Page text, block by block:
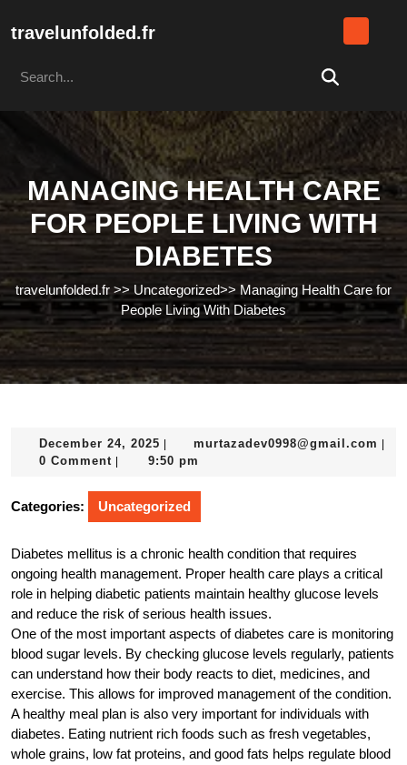
travelunfolded.fr
for:
MANAGING HEALTH CARE
FOR PEOPLE LIVING WITH
DIABETES
travelunfolded.fr >> Uncategorized>> Managing Health Care for
People Living With Diabetes
December 24, 2025 December
24,
murtazadev0998@gmail.com
0 Comment 9:50 pm
Categories: Uncategorized
Diabetes mellitus is a chronic health condition that requires
ongoing health management. Proper health care plays a critical
role in helping diabetic patients maintain healthy glucose levels
and reduce the risk of serious health issues.
One of the most important aspects of diabetes care is monitoring
blood sugar levels. By checking glucose levels regularly, patients
can understand how their body reacts to diet, medicines, and
exercise. This allows for improved management of the condition.
A healthy meal plan is also very important for individuals with
diabetes. Eating nutrient rich foods such as fresh vegetables,
whole grains, low fat proteins, and good fats helps regulate blood